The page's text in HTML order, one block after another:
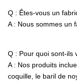
Q : Êtes-vous un
A : Nous sommes un
Q : Pour quoi sont-ils
A : Nos produits
coquille, le baril de